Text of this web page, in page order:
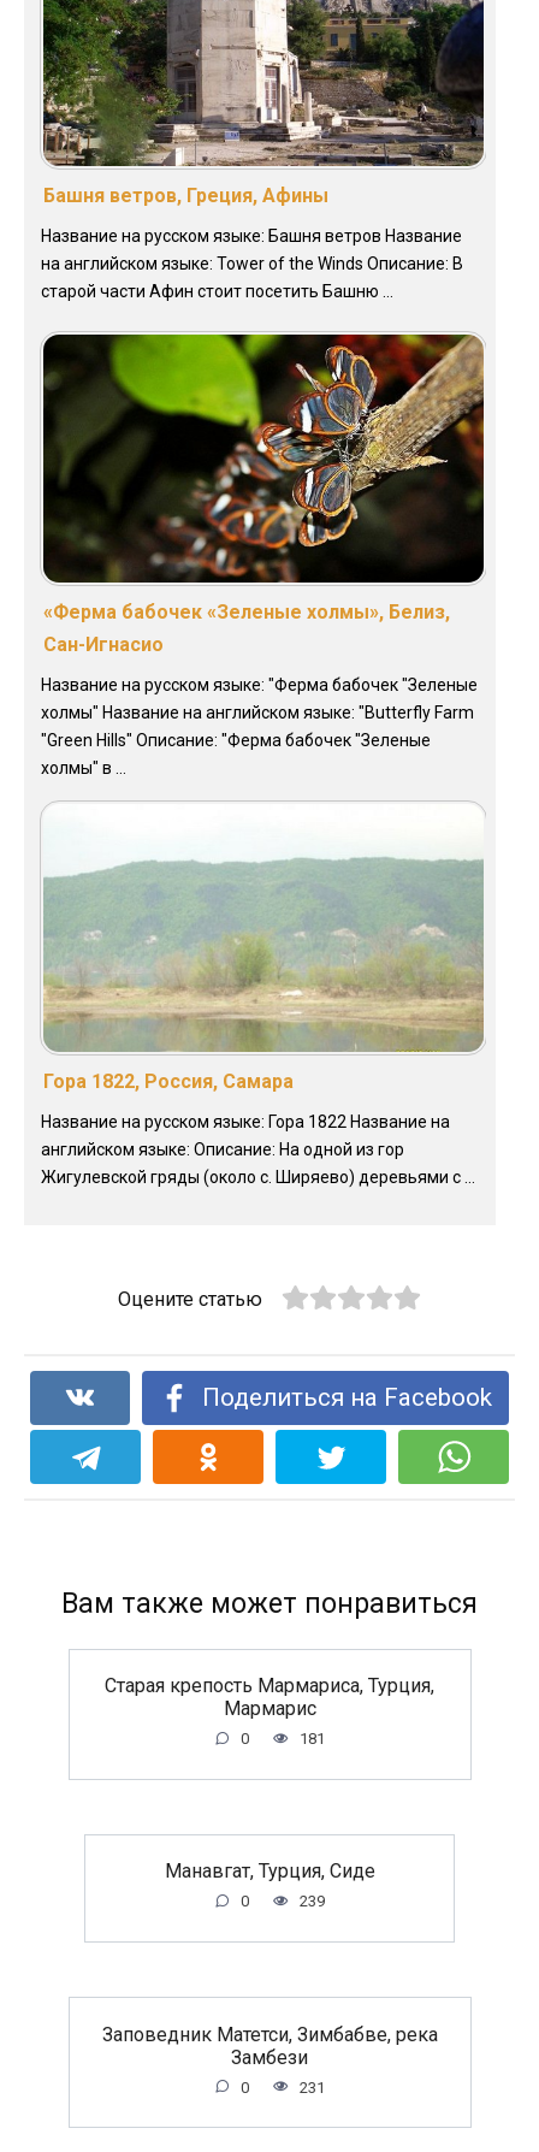
Башня ветров, Греция, Афины
Название на русском языке: Башня ветров Название
на английском языке: Tower of the Winds Описание: В
старой части Афин стоит посетить Башню ...
«Ферма бабочек «Зеленые холмы», Белиз,
Сан-Игнасио
Название на русском языке: "Ферма бабочек "Зеленые
холмы" Название на английском языке: "Butterfly Farm
"Green Hills" Описание: "Ферма бабочек "Зеленые
холмы" в ...
Гора 1822, Россия, Самара
Название на русском языке: Гора 1822 Название на
английском языке: Описание: На одной из гор
Жигулевской гряды (около с. Ширяево) деревьями с ...
Оцените статью
Поделиться на Facebook
Вам также может понравиться
Старая крепость Мармариса, Турция,
Мармарис
0 181
Манавгат, Турция, Сиде
0 239
Заповедник Матетси, Зимбабве, река
Замбези
0 231